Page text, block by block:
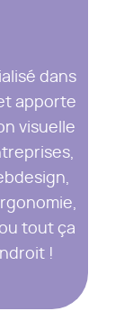
dans
apporte
visuelle
tout ça
!